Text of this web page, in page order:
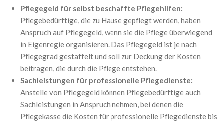
Pflegegeld für selbst beschaffte Pflegehilfen:
Pflegebedürftige, die zu Hause gepflegt werden, haben
Anspruch auf Pflegegeld, wenn sie die Pflege überwiegend
in Eigenregie organisieren. Das Pflegegeld ist je nach
Pflegegrad gestaffelt und soll zur Deckung der Kosten
beitragen, die durch die Pflege entstehen.
Sachleistungen für professionelle Pflegedienste:
Anstelle von Pflegegeld können Pflegebedürftige auch
Sachleistungen in Anspruch nehmen, bei denen die
Pflegekasse die Kosten für professionelle Pflegedienste bis